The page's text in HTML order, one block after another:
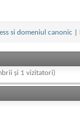
si domeniul canonic
și 1 vizitatori)